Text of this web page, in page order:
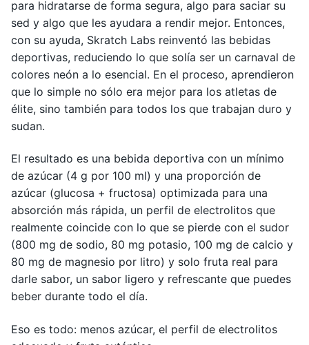
para hidratarse de forma segura, algo para saciar su
sed y algo que les ayudara a rendir mejor. Entonces,
con su ayuda, Skratch Labs reinventó las bebidas
deportivas, reduciendo lo que solía ser un carnaval de
colores neón a lo esencial. En el proceso, aprendieron
que lo simple no sólo era mejor para los atletas de
élite, sino también para todos los que trabajan duro y
sudan.
El resultado es una bebida deportiva con un mínimo
de azúcar (4 g por 100 ml) y una proporción de
azúcar (glucosa + fructosa) optimizada para una
absorción más rápida, un perfil de electrolitos que
realmente coincide con lo que se pierde con el sudor
(800 mg de sodio, 80 mg potasio, 100 mg de calcio y
80 mg de magnesio por litro) y solo fruta real para
darle sabor, un sabor ligero y refrescante que puedes
beber durante todo el día.
Eso es todo: menos azúcar, el perfil de electrolitos